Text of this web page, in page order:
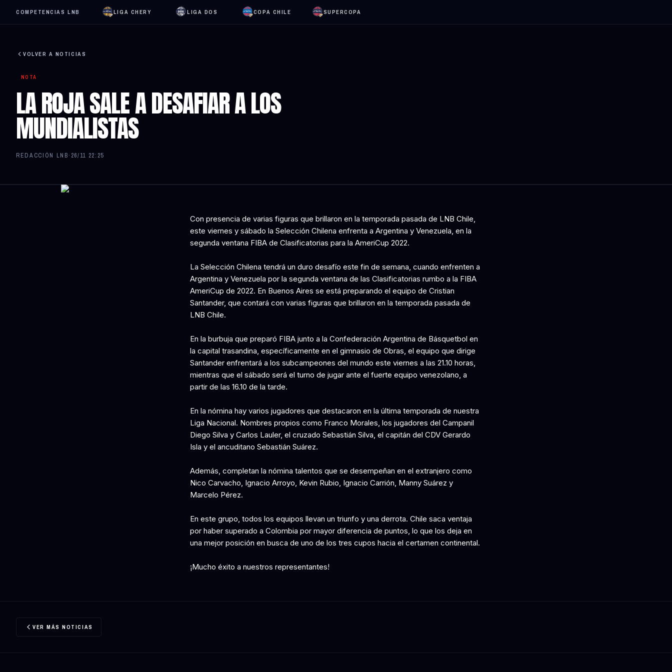
COMPETENCIAS LNB LIGA CHERY LIGA DOS COPA CHILE SUPERCOPA
VOLVER A NOTICIAS
NOTA
LA ROJA SALE A DESAFIAR A LOS
MUNDIALISTAS
REDACCIÓN LNB· 26/11 22:25
Con presencia de varias figuras que brillaron en la temporada pasada de LNB Chile,
este viernes y sábado la Selección Chilena enfrenta a Argentina y Venezuela, en la
segunda ventana FIBA de Clasificatorias para la AmeriCup 2022.
La Selección Chilena tendrá un duro desafío este fin de semana, cuando enfrenten a
Argentina y Venezuela por la segunda ventana de las Clasificatorias rumbo a la FIBA
AmeriCup de 2022. En Buenos Aires se está preparando el equipo de Cristian
Santander, que contará con varias figuras que brillaron en la temporada pasada de
LNB Chile.
En la burbuja que preparó FIBA junto a la Confederación Argentina de Básquetbol en
la capital trasandina, específicamente en el gimnasio de Obras, el equipo que dirige
Santander enfrentará a los subcampeones del mundo este viernes a las 21.10 horas,
mientras que el sábado será el turno de jugar ante el fuerte equipo venezolano, a
partir de las 16.10 de la tarde.
En la nómina hay varios jugadores que destacaron en la última temporada de nuestra
Liga Nacional. Nombres propios como Franco Morales, los jugadores del Campanil
Diego Silva y Carlos Lauler, el cruzado Sebastián Silva, el capitán del CDV Gerardo
Isla y el ancuditano Sebastián Suárez.
Además, completan la nómina talentos que se desempeñan en el extranjero como
Nico Carvacho, Ignacio Arroyo, Kevin Rubio, Ignacio Carrión, Manny Suárez y
Marcelo Pérez.
En este grupo, todos los equipos llevan un triunfo y una derrota. Chile saca ventaja
por haber superado a Colombia por mayor diferencia de puntos, lo que los deja en
una mejor posición en busca de uno de los tres cupos hacia el certamen continental.
¡Mucho éxito a nuestros representantes!
VER MÁS NOTICIAS